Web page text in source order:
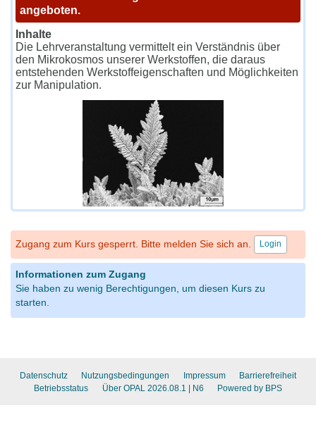
angeboten.
Inhalte
Die Lehrveranstaltung vermittelt ein Verständnis über
den Mikrokosmos unserer Werkstoffen, die daraus
entstehenden Werkstoffeigenschaften und Möglichkeiten
zur Manipulation.
Zugang zum Kurs gesperrt. Bitte melden Sie sich an. Login
Informationen zum Zugang
Sie haben zu wenig Berechtigungen, um diesen Kurs zu
starten.
Datenschutz Nutzungsbedingungen Impressum
Barrierefreiheit
Betriebsstatus
Über OPAL 2026.08.1 | N6 Powered by BPS